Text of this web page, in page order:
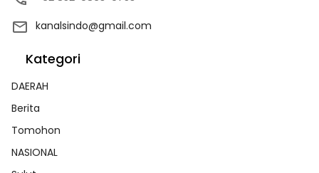
kanalsindo@gmail.com
Kategori
DAERAH
Berita
Tomohon
NASIONAL